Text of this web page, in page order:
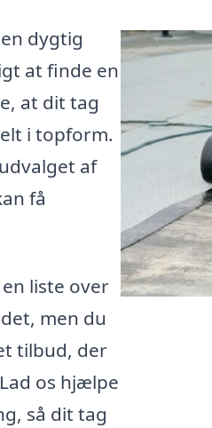
dygtig
at finde en
at dit tag
i topform.
af
få
liste over
men du
tilbud, der
os hjælpe
så dit tag